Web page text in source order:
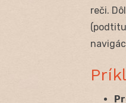
reči.